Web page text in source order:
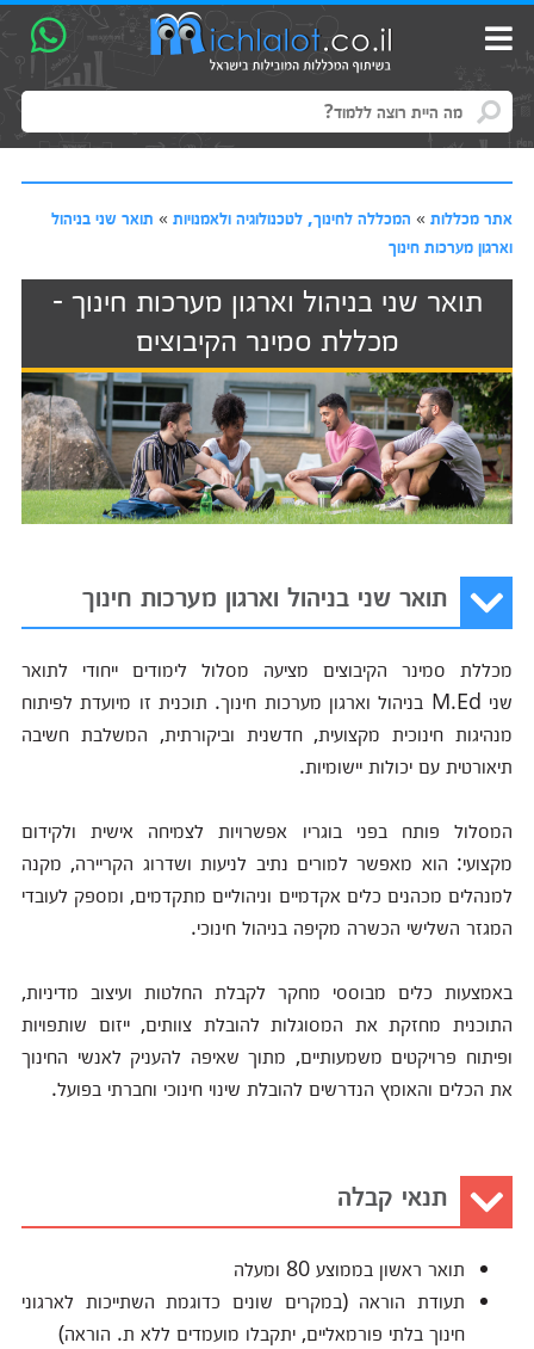
אתר מכללות» המכללה לחינוך, לטכנולוגיה ולאמנויות» תואר שני בניהול
וארגון מערכות חינוך
תואר שני בניהול וארגון מערכות חינוך -
מכללת סמינר הקיבוצים
תואר שני בניהול וארגון מערכות חינוך
מכללת סמינר הקיבוצים מציעה מסלול לימודים ייחודי לתואר
שני M.Ed בניהול וארגון מערכות חינוך. תוכנית זו מיועדת לפיתוח
מנהיגות חינוכית מקצועית, חדשנית וביקורתית, המשלבת חשיבה
תיאורטית עם יכולות יישומיות.
המסלול פותח בפני בוגריו אפשרויות לצמיחה אישית ולקידום
מקצועי: הוא מאפשר למורים נתיב לניעות ושדרוג הקריירה, מקנה
למנהלים מכהנים כלים אקדמיים וניהוליים מתקדמים, ומספק לעובדי
המגזר השלישי הכשרה מקיפה בניהול חינוכי.
באמצעות כלים מבוססי מחקר לקבלת החלטות ועיצוב מדיניות,
התוכנית מחזקת את המסוגלות להובלת צוותים, ייזום שותפויות
ופיתוח פרויקטים משמעותיים, מתוך שאיפה להעניק לאנשי החינוך
את הכלים והאומץ הנדרשים להובלת שינוי חינוכי וחברתי בפועל.
תנאי קבלה
תואר ראשון בממוצע 80 ומעלה
תעודת הוראה (במקרים שונים כדוגמת השתייכות לארגוני
חינוך בלתי פורמאליים, יתקבלו מועמדים ללא ת. הוראה)